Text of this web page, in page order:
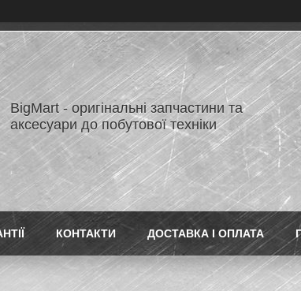
BigMart - оригінальні запчастини та
аксесуари до побутової техніки
КОНТАКТИ ДОСТАВКА І ОПЛАТА